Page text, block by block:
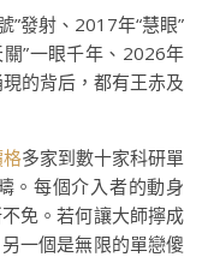
”發射、2017年“慧眼”
”一眼千年、2026年
的背后，都有王赤及
多家到數十家科研單
。每個介入者的動身
免。若何讓大師擰成
一個是無限的單戀傻